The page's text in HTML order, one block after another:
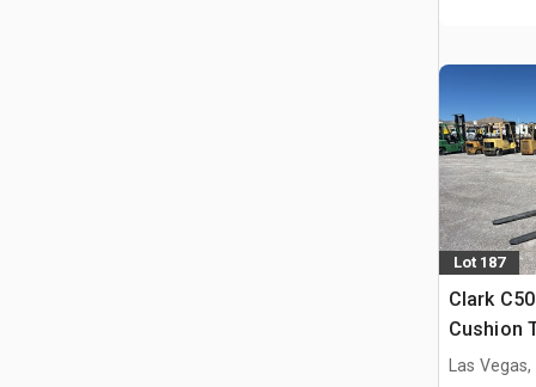
Lot 187
Clark
Cushion
Las Vegas,